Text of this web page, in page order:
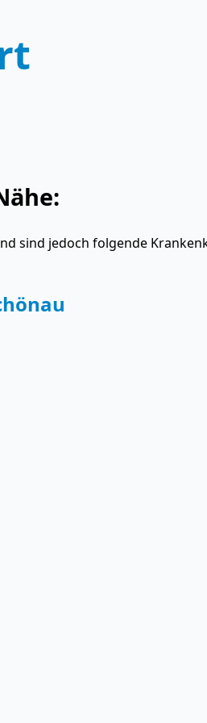
sind jedoch folgende